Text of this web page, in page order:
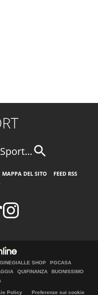
MAPPA DEL SITO
FEED RSS
SHOP
PGCASA
QUIFINANZA
BUONISSIMO
Policy Preferenze sui cookie